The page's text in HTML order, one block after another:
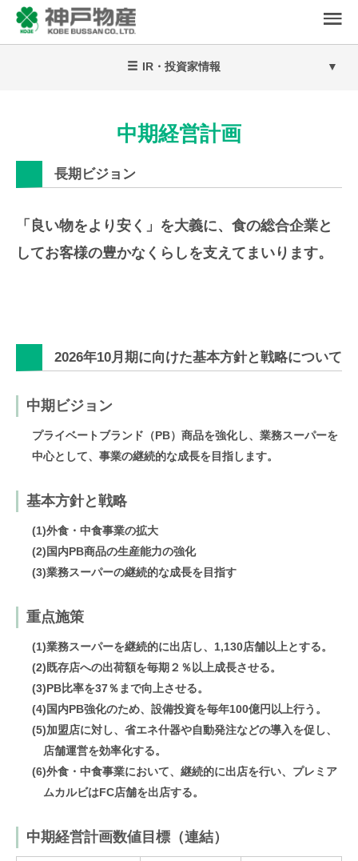
IR・投資家情報
中期経営計画
長期ビジョン
「良い物をより安く」を大義に、食の総合企業と
してお客様の豊かなくらしを支えてまいります。
2026年10月期に向けた基本方針と戦略について
中期ビジョン
プライベートブランド（PB）商品を強化し、業務スーパーを
中心として、事業の継続的な成長を目指します。
基本方針と戦略
(1)外食・中食事業の拡大
(2)国内PB商品の生産能力の強化
(3)業務スーパーの継続的な成長を目指す
重点施策
(1)業務スーパーを継続的に出店し、1,130店舗以上とする。
(2)既存店への出荷額を毎期２％以上成長させる。
(3)PB比率を37％まで向上させる。
(4)国内PB強化のため、設備投資を毎年100億円以上行う。
(5)加盟店に対し、省エネ什器や自動発注などの導入を促し、
店舗運営を効率化する。
(6)外食・中食事業において、継続的に出店を行い、プレミア
ムカルビはFC店舗を出店する。
中期経営計画数値目標（連結）